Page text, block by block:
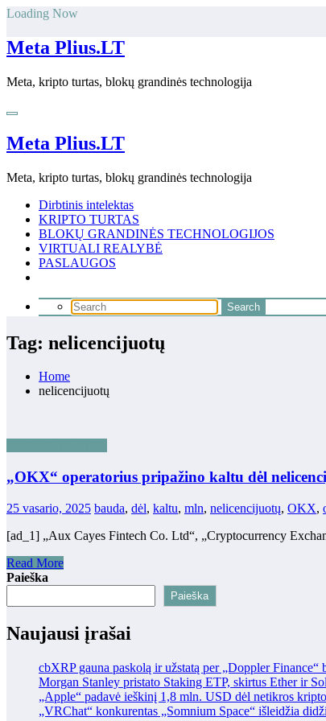
Skip
content
Loading Now
Meta Plius.LT
Meta, kripto turtas, blokų grandinės technologija
Meta Plius.LT
Meta, kripto turtas, blokų grandinės technologija
Dirbtinis intelektas
KRIPTO TURTAS
BLOKŲ GRANDINĖS TECHNOLOGIJOS
VIRTUALI REALYBĖ
PASLAUGOS
Tag: nelicencijuotų
Home
nelicencijuotų
„OKX“ operatorius pripažino kaltu dėl
25 vasario, 2025 bauda, dėl, kaltu, mln, nelicencijuotų, OKX,
[ad_1] „Aux Cayes Fintech Co. Ltd“, „Cryptocurrency
Read More
Paieška
Paieška
Naujausi įrašai
cbXRP gauna paskolą ir užstatą per „Doppler Finance“
Morgan Stanley pristato Staking ETP, skirtus Ether ir
„Apple“ padavė ieškinį 1,8 mln. USD dėl netikros
„VRChat“ konkurentas „Somnium Space“ išleidžia